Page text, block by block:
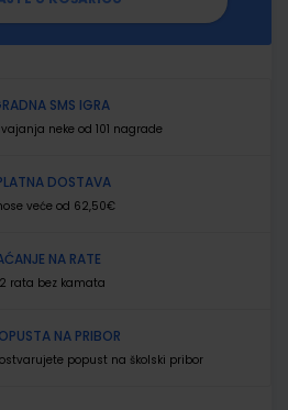
SMS IGRA
neke od 101 nagrade
DOSTAVA
veće od 62,50€
NA RATE
rata bez kamata
NA PRIBOR
popust na školski pribor